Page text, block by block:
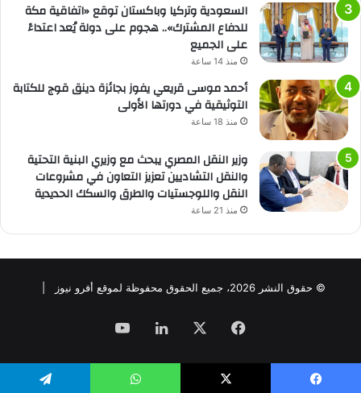
السعودية وتركيا وباكستان توقع «اتفاقية مكة
للدفاع المشترك».. هجوم على دولة يُعد اعتداءً
على الجميع
منذ 14 ساعة
أحمد موسى قريعي يفوز بجائزة دينق قوج للكتابة
التوثيقية في دورتها الأولى
منذ 18 ساعة
وزير النقل المصري يبحث مع وزيري البنية التحتية
والنقل التشاديين تعزيز التعاون في مشروعات
النقل واللوجستيات والطرق والسكك الحديدية
منذ 21 ساعة
© حقوق النشر 2026، جميع الحقوق محفوظة لموقع أفرو نيوز |
فيسبوك لينكدإن